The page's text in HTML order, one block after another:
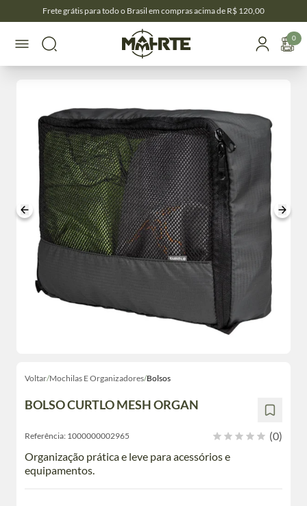
Frete grátis para todo o Brasil em compras acima de R$ 120,00
0
Voltar/Mochilas E Organizadores/Bolsos
BOLSO CURTLO MESH ORGAN
Referência: 1000000002965
(0)
Organização prática e leve para acessórios e
equipamentos.